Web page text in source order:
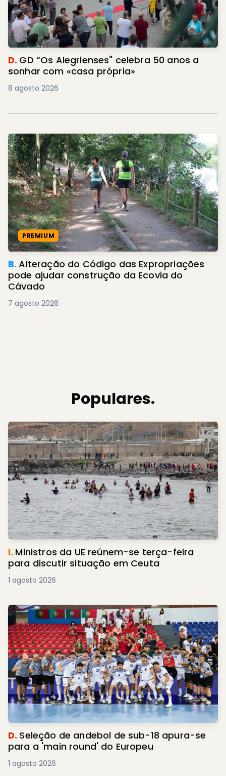
D. GD “Os Alegrienses" celebra 50 anos a
sonhar com «casa própria»
8 agosto 2026
PREMIUM
B.Alteração do Código das Expropriações
pode ajudar construção da Ecovia do
Cávado
7 agosto 2026
Populares.
I. Ministros da UE reúnem-se terça-feira
para discutir situação em Ceuta
1 agosto 2026
D. Seleção de andebol de sub-18 apura-se
para a 'main round' do Europeu
1 agosto 2026